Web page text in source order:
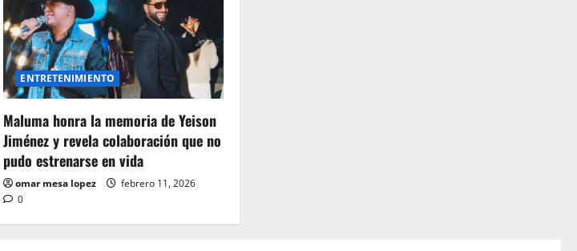
ENTRETENIMIENTO
Maluma honra la memoria de Yeison
Jiménez y revela colaboración que no
pudo estrenarse en vida
omar mesa lopez
febrero 11, 2026
0